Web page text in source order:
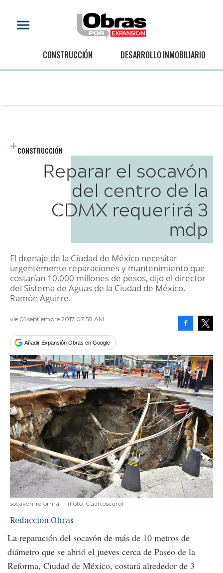
CONSTRUCCIÓN DESARROLLO INMOBILIARIO
CONSTRUCCIÓN
Reparar el socavón
del centro de la
CDMX requerirá 3
mdp
El drenaje de la Ciudad de México necesitar
urgentemente reparaciones y mantenimiento que
costarían 10,000 millones de pesos, dijo el director
del Sistema de Aguas de la Ciudad de México,
Ramón Aguirre.
vie 01 septiembre 2017 07:58 AM
Añadir Expansión Obras en Google
socavon-reforma - (Foto: Cuartoscuro)
Redacción Obras
La reparación del socavón de más de 10 metros de
diámetro que se abrió el jueves cerca de Paseo de la
Reforma, Ciudad de México, costará alrededor de 3